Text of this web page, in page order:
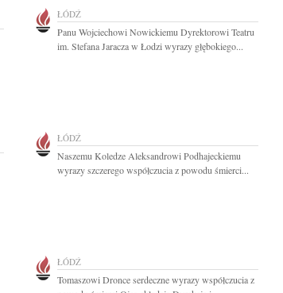
ŁÓDŹ
Panu Wojciechowi Nowickiemu Dyrektorowi Teatru
im. Stefana Jaracza w Łodzi wyrazy głębokiego...
ŁÓDŹ
Naszemu Koledze Aleksandrowi Podhajeckiemu
wyrazy szczerego współczucia z powodu śmierci...
ŁÓDŹ
Tomaszowi Dronce serdeczne wyrazy współczucia z